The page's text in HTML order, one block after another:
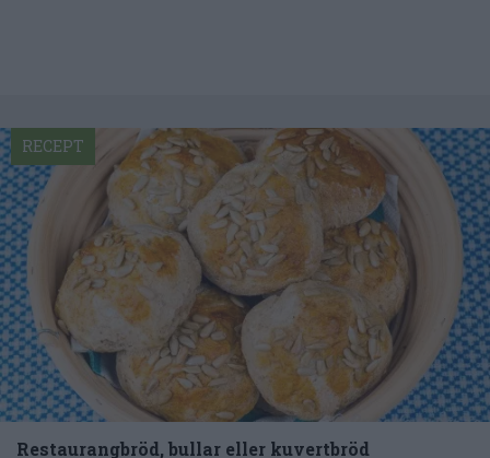
Restaurangbröd, bullar eller kuvertbröd
RECEPT